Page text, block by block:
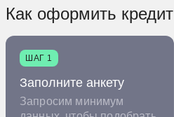
Как оформить кредит
ШАГ 1
Заполните анкету
Запросим минимум